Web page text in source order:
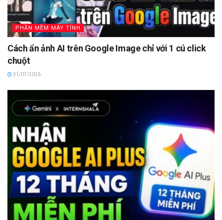
PHẦN MỀM MÁY TÍNH
Cách ẩn ảnh AI trên Google Image chỉ với 1 cú click
chuột
31/07/2026